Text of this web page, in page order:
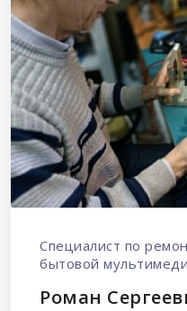
Специалист по
бытовой
Роман